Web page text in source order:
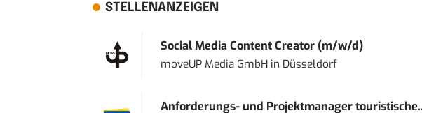
STELLENANZEIGEN
Social Media Content Creator (m/w/d)
moveUP Media GmbHin Düsseldorf
Anforderungs- und Projektmanager